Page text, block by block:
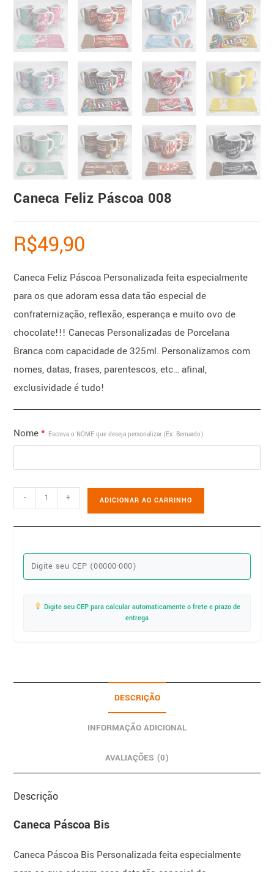
Caneca Feliz Páscoa 008
R$49,90
Caneca Feliz Páscoa Personalizada feita especialmente
para os que adoram essa data tão especial de
confraternização, reflexão, esperança e muito ovo de
chocolate!!! Canecas Personalizadas de Porcelana
Branca com capacidade de 325ml. Personalizamos com
nomes, datas, frases, parentescos, etc… afinal,
exclusividade é tudo!
Nome* Escreva o NOME que deseja personalizar (Ex: Bernardo)
- + ADICIONAR AO CARRINHO
Digite seu CEP para calcular automaticamente o frete e prazo de
entrega
DESCRIÇÃO
INFORMAÇÃO ADICIONAL
AVALIAÇÕES (0)
Descrição
Caneca Páscoa Bis
Caneca Páscoa Bis Personalizada feita especialmente